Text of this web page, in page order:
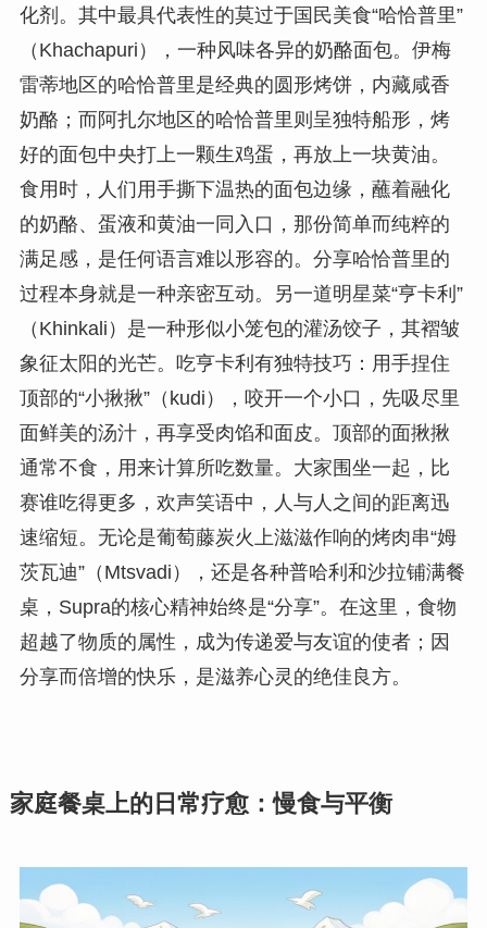
化剂。其中最具代表性的莫过于国民美食“哈恰普里”
（Khachapuri），一种风味各异的奶酪面包。伊梅
雷蒂地区的哈恰普里是经典的圆形烤饼，内藏咸香
奶酪；而阿扎尔地区的哈恰普里则呈独特船形，烤
好的面包中央打上一颗生鸡蛋，再放上一块黄油。
食用时，人们用手撕下温热的面包边缘，蘸着融化
的奶酪、蛋液和黄油一同入口，那份简单而纯粹的
满足感，是任何语言难以形容的。分享哈恰普里的
过程本身就是一种亲密互动。另一道明星菜“亨卡利”
（Khinkali）是一种形似小笼包的灌汤饺子，其褶皱
象征太阳的光芒。吃亨卡利有独特技巧：用手捏住
顶部的“小揪揪”（kudi），咬开一个小口，先吸尽里
面鲜美的汤汁，再享受肉馅和面皮。顶部的面揪揪
通常不食，用来计算所吃数量。大家围坐一起，比
赛谁吃得更多，欢声笑语中，人与人之间的距离迅
速缩短。无论是葡萄藤炭火上滋滋作响的烤肉串“姆
茨瓦迪”（Mtsvadi），还是各种普哈利和沙拉铺满餐
桌，Supra的核心精神始终是“分享”。在这里，食物
超越了物质的属性，成为传递爱与友谊的使者；因
分享而倍增的快乐，是滋养心灵的绝佳良方。
家庭餐桌上的日常疗愈：慢食与平衡